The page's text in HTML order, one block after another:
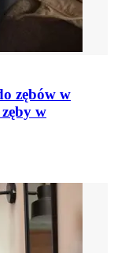
zębów w
w